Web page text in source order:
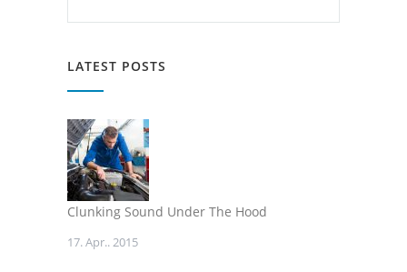
LATEST POSTS
Clunking Sound Under The Hood
17. Apr.. 2015